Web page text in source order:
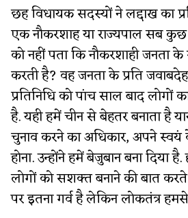
छह विधायक सदस्यों ने लद्दाख का
एक नौकरशाह या राज्यपाल सब
को नहीं पता कि नौकरशाही जनता
करती है? वह जनता के प्रति
प्रतिनिधि को पांच साल बाद लोगों
है. यही हमें चीन से बेहतर बनाता है
चुनाव करने का अधिकार, अपने स्वयं
होना. उन्होंने हमें बेजुबान बना दिया
लोगों को सशक्त बनाने की बात
पर इतना गर्व है लेकिन लोकतंत्र